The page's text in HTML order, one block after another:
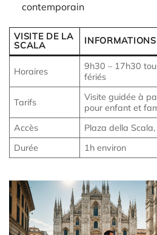
contemporain
VISITE DE LA
SCALA
Horaires
9h30 – 17h30
fériés
Tarifs
Visite guidée à
pour enfant et
Accès
Plaza della
Durée
1h environ